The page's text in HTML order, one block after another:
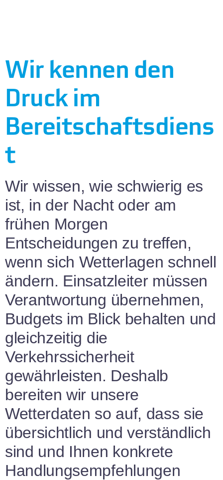
Wir kennen den
Druck im
Bereitschaftsdiens
t
Wir wissen, wie schwierig es
ist, in der Nacht oder am
frühen Morgen
Entscheidungen zu treffen,
wenn sich Wetterlagen schnell
ändern. Einsatzleiter müssen
Verantwortung übernehmen,
Budgets im Blick behalten und
gleichzeitig die
Verkehrssicherheit
gewährleisten. Deshalb
bereiten wir unsere
Wetterdaten so auf, dass sie
übersichtlich und verständlich
sind und Ihnen konkrete
Handlungsempfehlungen